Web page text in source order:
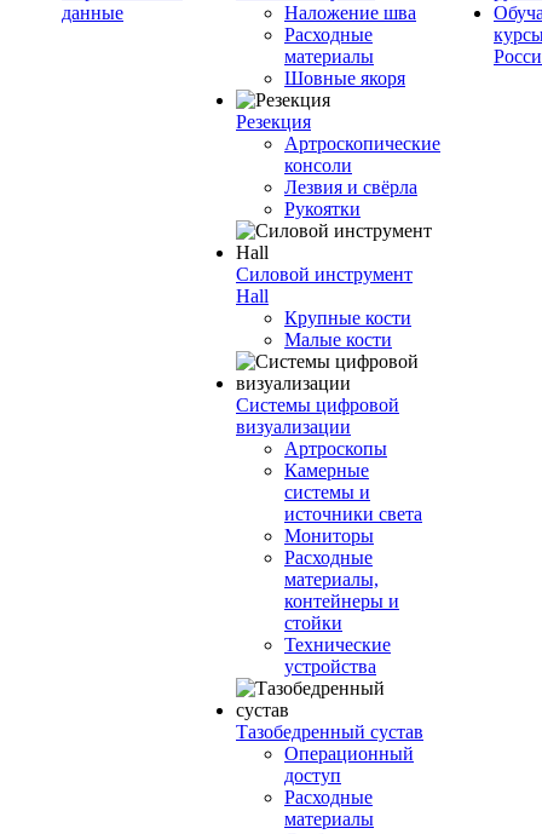
данные
Наложение шва
Расходные
материалы
Шовные якоря
Резекция
Артроскопические
консоли
Лезвия и свёрла
Рукоятки
Силовой инструмент
Hall
Крупные кости
Малые кости
Системы цифровой
визуализации
Артроскопы
Камерные
системы и
источники света
Мониторы
Расходные
материалы,
контейнеры и
стойки
Технические
устройства
Тазобедренный сустав
Операционный
доступ
Расходные
материалы